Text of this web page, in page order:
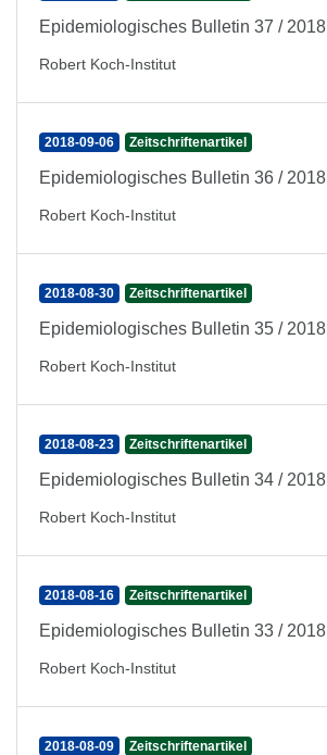
Epidemiologisches Bulletin 37 / 2018
Robert Koch-Institut
2018-09-06 Zeitschriftenartikel
Epidemiologisches Bulletin 36 / 2018
Robert Koch-Institut
2018-08-30 Zeitschriftenartikel
Epidemiologisches Bulletin 35 / 2018
Robert Koch-Institut
2018-08-23 Zeitschriftenartikel
Epidemiologisches Bulletin 34 / 2018
Robert Koch-Institut
2018-08-16 Zeitschriftenartikel
Epidemiologisches Bulletin 33 / 2018
Robert Koch-Institut
2018-08-09 Zeitschriftenartikel